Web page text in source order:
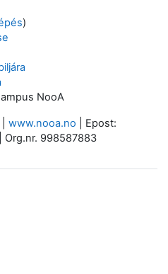
)
NooA
www.nooa.no | Epost:
| Org.nr. 998587883